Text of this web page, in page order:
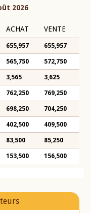
2026
ACHAT VENTE
655,957 655,957
565,750 572,750
3,565 3,625
762,250 769,250
698,250 704,250
402,500 409,500
83,500 85,250
153,500 156,500